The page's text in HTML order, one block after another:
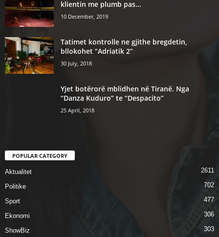
klientin me plumb pas...
10 December, 2019
Tatimet kontrolle ne gjithe bregdetin,
bllokohet “Adriatik 2”
30 July, 2018
Yjet botërorë mblidhen në Tiranë. Nga
“Danza Kuduro” te “Despacito”
25 April, 2018
POPULAR CATEGORY
Aktualitet 2611
Politike 702
Sport 477
Ekonomi 306
ShowBiz 303